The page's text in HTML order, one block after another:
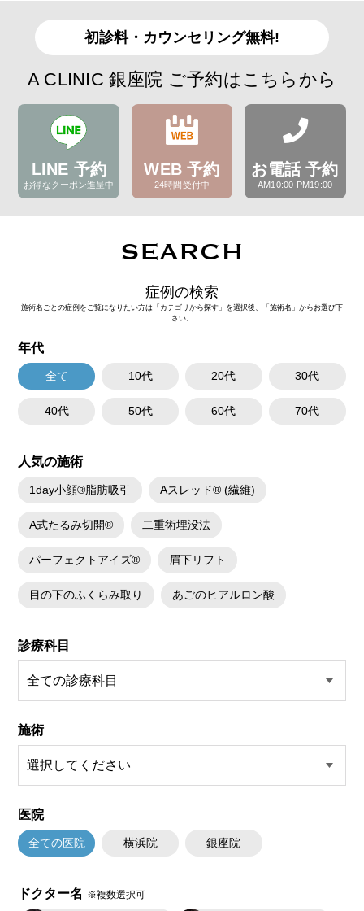
初診料・カウンセリング無料!
A CLINIC 銀座院 ご予約はこちらから
LINE 予約
お得なクーポン進呈中
WEB 予約
24時間受付中
お電話 予約
AM10:00-PM19:00
SEARCH
症例の検索
施術名ごとの症例をご覧になりたい方は「カテゴリから探す」を選択後、「施術名」からお選び下
さい。
年代
全て 10代 20代 30代
40代 50代 60代 70代
人気の施術
1day小顔®脂肪吸引 Aスレッド® (繊維)
A式たるみ切開® 二重術埋没法
パーフェクトアイズ® 眉下リフト
目の下のふくらみ取り あごのヒアルロン酸
診療科目
施術
医院
全ての医院 横浜院 銀座院
ドクター名 ※複数選択可